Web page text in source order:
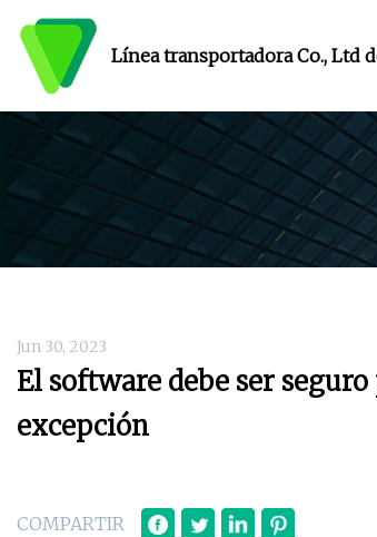
Línea transportadora Co., Ltd
Jun 30, 2023
El software debe ser
excepción
COMPARTIR